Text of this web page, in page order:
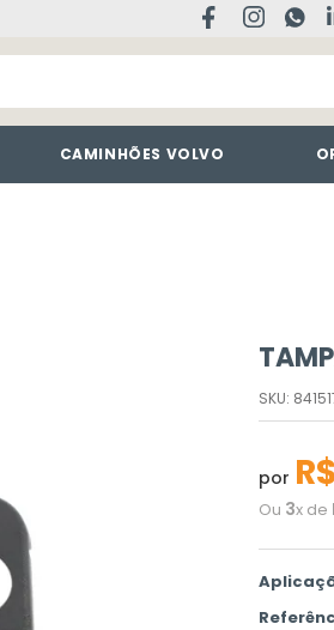
CAMINHÕES VOLVO
SKU:
por R$
Ou 3x de